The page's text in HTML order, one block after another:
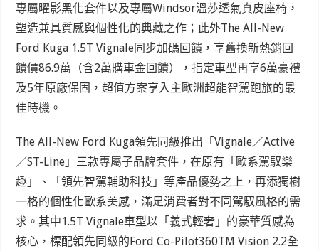
專屬曜影黑化套件以及專屬Windsor溫莎透氣真皮座椅，
塑造兼具質感與個性化的典藏之作；此外The All-New
Ford Kuga 1.5T Vignale同步加碼回饋，享舊換新熱銷回
饋價86.9萬（含2萬購車金回饋），指定車型再享6萬豪禮
及5年原廠保固 ，超值方案享入主歐洲超能智駕跑旅的最
佳時機。
The All-New Ford Kuga領先同級推出「Vignale／Active
／ST-Line」三款專屬子品牌套件，在原有「歐系駕馭樂
趣」、「領先智駕輔助科技」等產品優勢之上，再添獨樹
一格的個性化歐系美感，滿足消費者對不同駕馭風格的需
求。其中1.5T Vignale車型以「義式輕奢」的豪華質感為
核心，標配領先同級的Ford Co-Pilot360TM Vision 2.2全